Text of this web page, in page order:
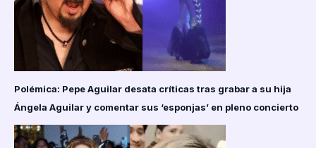
Polémica: Pepe Aguilar desata críticas tras grabar a su hija
Ángela Aguilar y comentar sus ‘esponjas’ en pleno concierto